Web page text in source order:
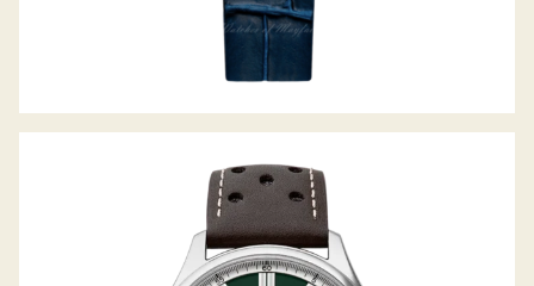
VINTAGE RALLY HEALEY AUTOMATIC